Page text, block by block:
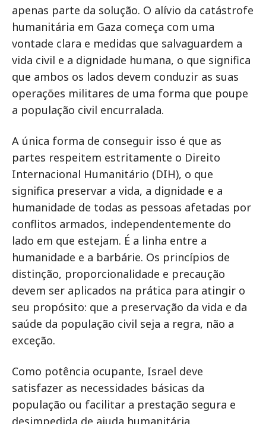
apenas parte da solução. O alívio da catástrofe
humanitária em Gaza começa com uma
vontade clara e medidas que salvaguardem a
vida civil e a dignidade humana, o que significa
que ambos os lados devem conduzir as suas
operações militares de uma forma que poupe
a população civil encurralada.
A única forma de conseguir isso é que as
partes respeitem estritamente o Direito
Internacional Humanitário (DIH), o que
significa preservar a vida, a dignidade e a
humanidade de todas as pessoas afetadas por
conflitos armados, independentemente do
lado em que estejam. É a linha entre a
humanidade e a barbárie. Os princípios de
distinção, proporcionalidade e precaução
devem ser aplicados na prática para atingir o
seu propósito: que a preservação da vida e da
saúde da população civil seja a regra, não a
exceção.
Como potência ocupante, Israel deve
satisfazer as necessidades básicas da
população ou facilitar a prestação segura e
desimpedida de ajuda humanitária.